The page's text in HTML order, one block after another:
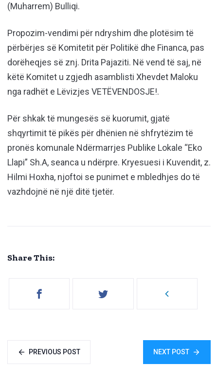
(Muharrem) Bulliqi.
Propozim-vendimi për ndryshim dhe plotësim të
përbërjes së Komitetit për Politikë dhe Financa, pas
dorëheqjes së znj. Drita Pajaziti. Në vend të saj, në
këtë Komitet u zgjedh asamblisti Xhevdet Maloku
nga radhët e Lëvizjes VETËVENDOSJE!.
Për shkak të mungesës së kuorumit, gjatë
shqyrtimit të pikës për dhënien në shfrytëzim të
pronës komunale Ndërmarrjes Publike Lokale “Eko
Llapi” Sh.A, seanca u ndërpre. Kryesuesi i Kuvendit, z.
Hilmi Hoxha, njoftoi se punimet e mbledhjes do të
vazhdojnë në një ditë tjetër.
Share This:
PREVIOUS POST NEXT POST